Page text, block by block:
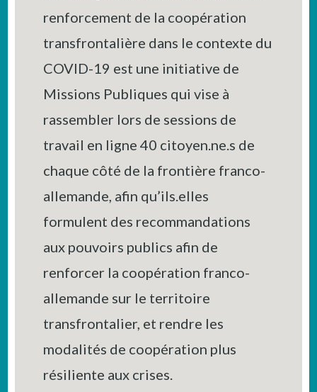
renforcement de la coopération
transfrontalière dans le contexte du
COVID-19 est une initiative de
Missions Publiques qui vise à
rassembler lors de sessions de
travail en ligne 40 citoyen.ne.s de
chaque côté de la frontière franco-
allemande, afin qu’ils.elles
formulent des recommandations
aux pouvoirs publics afin de
renforcer la coopération franco-
allemande sur le territoire
transfrontalier, et rendre les
modalités de coopération plus
résiliente aux crises.